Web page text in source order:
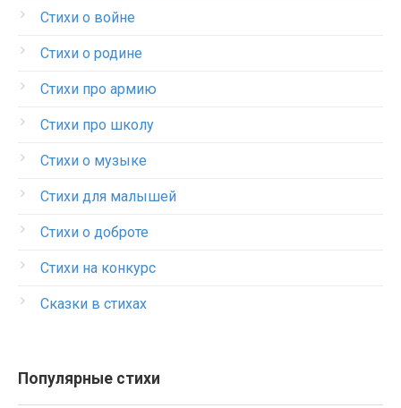
Стихи о войне
Стихи о родине
Стихи про армию
Стихи про школу
Стихи о музыке
Стихи для малышей
Стихи о доброте
Стихи на конкурс
Сказки в стихах
Популярные стихи